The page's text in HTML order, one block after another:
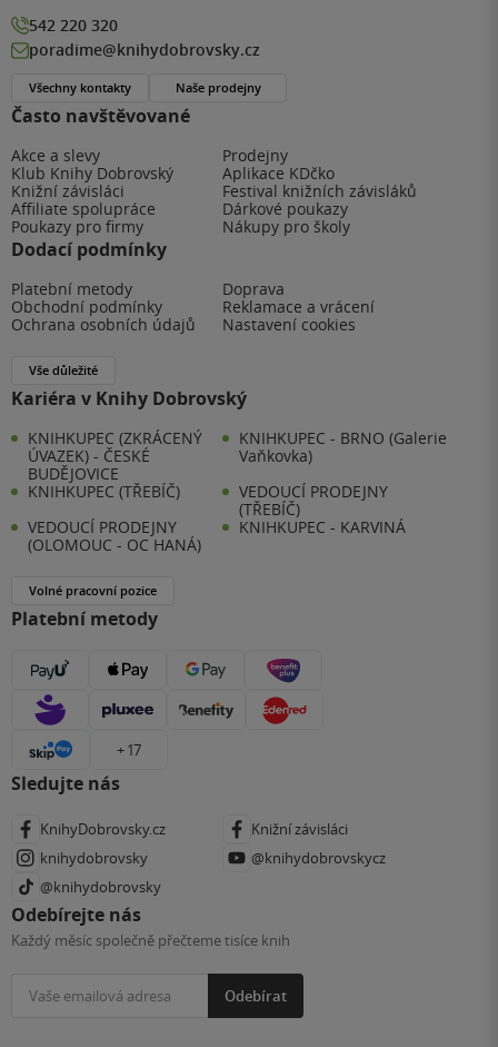
Často navštěvované
Akce a slevy
Prodejny
Klub Knihy Dobrovský
Aplikace KDčko
Knižní závisláci
Festival knižních závisláků
Affiliate spolupráce
Dárkové poukazy
Poukazy pro firmy
Nákupy pro školy
Dodací podmínky
Platební metody
Doprava
Obchodní podmínky
Reklamace a vrácení
Ochrana osobních údajů
Nastavení cookies
Vše důležité
Kariéra v Knihy Dobrovský
KNIHKUPEC (ZKRÁCENÝ
ÚVAZEK) - ČESKÉ
BUDĚJOVICE
KNIHKUPEC - BRNO (Galerie
Vaňkovka)
KNIHKUPEC (TŘEBÍČ)
VEDOUCÍ PRODEJNY
(TŘEBÍČ)
VEDOUCÍ PRODEJNY
(OLOMOUC - OC HANÁ)
KNIHKUPEC - KARVINÁ
Volné pracovní pozice
Platební metody
+ 17
Sledujte nás
KnihyDobrovsky.cz
Knižní závisláci
knihydobrovsky
@knihydobrovskycz
@knihydobrovsky
Odebírejte nás
Každý měsíc společně přečteme tisíce knih
Odebírat
542 220 320
poradime@knihydobrovsky.cz
Všechny kontakty Naše prodejny